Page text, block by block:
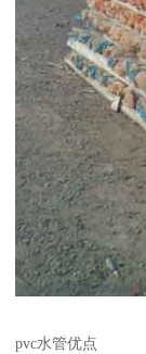
pvc水管优点